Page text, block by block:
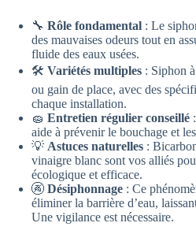
🔧 Rôle fondamental : Le
des mauvaises odeurs tout en
fluide des eaux usées.
🛠️ Variétés multiples : Siphon
ou gain de place, avec des
chaque installation.
🧽 Entretien régulier conseillé
aide à prévenir le bouchage et
💡 Astuces naturelles :
vinaigre blanc sont vos alliés
écologique et efficace.
🚱 Désiphonnage : Ce
éliminer la barrière d’eau,
Une vigilance est nécessaire.